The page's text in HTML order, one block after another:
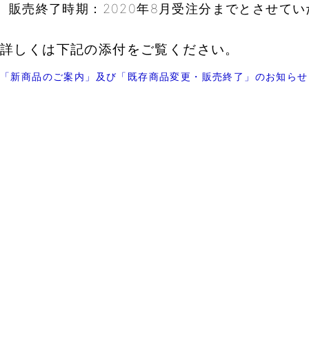
販売終了時期：2020年8月受注分までとさせてい
詳しくは下記の添付をご覧ください。
「新商品のご案内」及び「既存商品変更・販売終了」のお知らせ